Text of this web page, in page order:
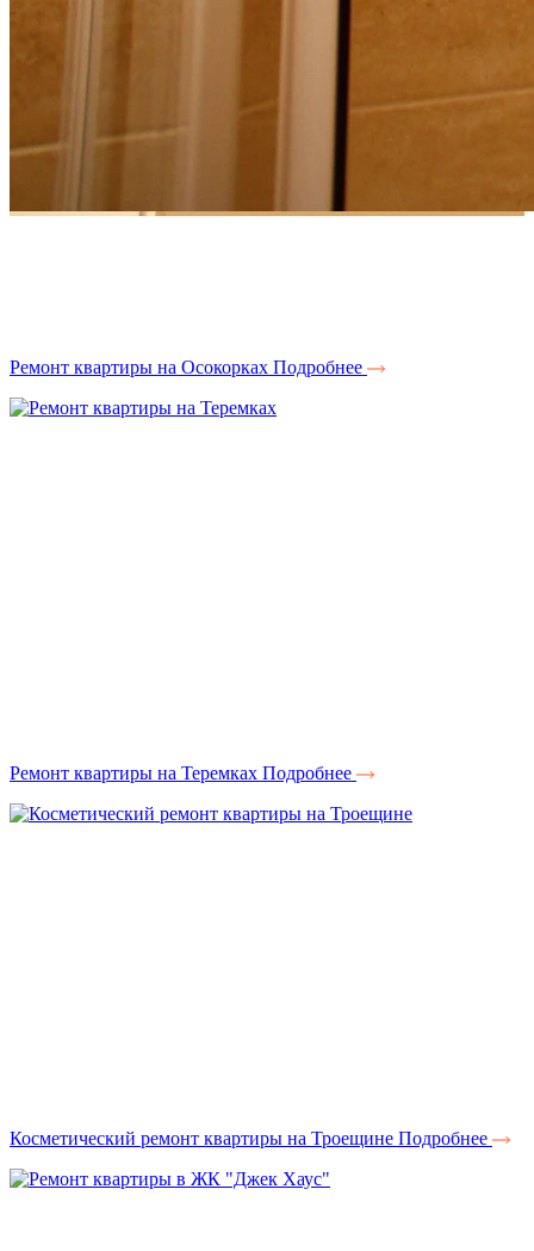
Ремонт квартиры на Осокорках Подробнее
Ремонт квартиры на Теремках Подробнее
Косметический ремонт квартиры на Троещине Подробнее